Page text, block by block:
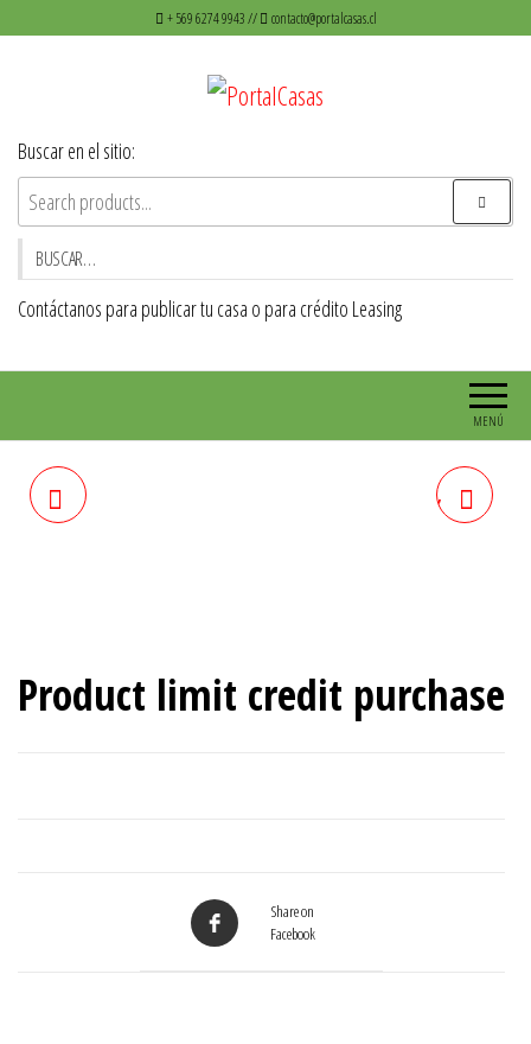
+ 569 6274 9943 // contacto@portalcasas.cl
PortalCasas
Buscar en el sitio:
BUSCAR…
Contáctanos para publicar tu casa o para crédito Leasing
MENÚ
GRAN CASA EN DOS PISOS,
Product limit credit purchase
Share on
Facebook